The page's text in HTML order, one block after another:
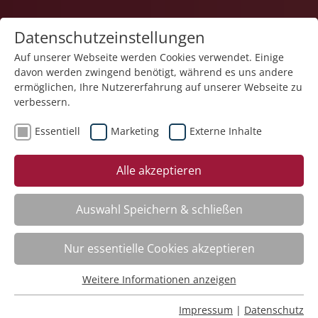
1
Veranstaltung "Motivational Interviewing –
Einführung in die Motivierende Gesprächsführung"
(Nr. 10) wurde in den Warenkorb gelegt.
Word – Dokumente effizient erstellen
261F07
Wann:
Jederzeit abrufbar
e-Akademie
Status:
Anmeldung möglich
Datenschutzeinstellungen
Auf unserer Webseite werden Cookies verwendet. Einige
davon werden zwingend benötigt, während es uns andere
ermöglichen, Ihre Nutzererfahrung auf unserer Webseite zu
verbessern.
Essentiell Marketing Externe Inhalte
Alle akzeptieren
Auswahl Speichern & schließen
Nur essentielle Cookies akzeptieren
Essentielle Cookies werden für grundlegende Funktionen
Weitere Informationen anzeigen
Impressum | Datenschutz